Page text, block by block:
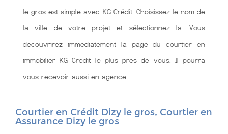
le gros est simple avec KG Crédit. Choisissez le nom de
la ville de votre projet et sélectionnez la. Vous
découvrirez immédiatement la page du courtier en
immobilier KG Crédit le plus près de vous. Il pourra
vous recevoir aussi en agence.
Courtier en Crédit Dizy le gros, Courtier en
Assurance Dizy le gros